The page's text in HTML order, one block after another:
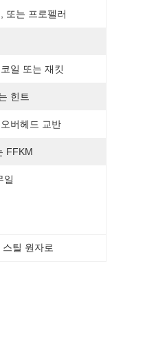
또는 프로펠러
일 또는 재킷
힌트
버헤드 교반
FFKM
일
틸 원자로